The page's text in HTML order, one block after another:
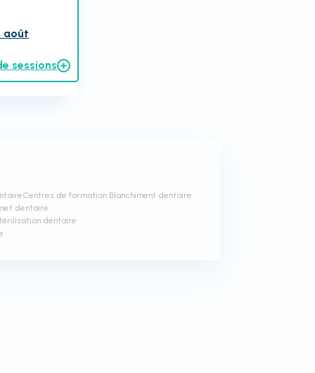
août
sessions
Centres de formation Blanchiment dentaire
dentaire
dentaire